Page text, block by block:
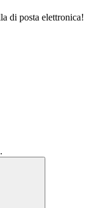
di posta elettronica!